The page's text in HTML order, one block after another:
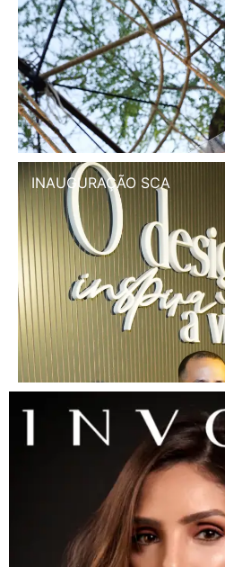
INAUGURAÇÃO SCA